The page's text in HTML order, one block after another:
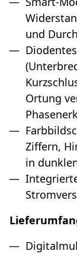
und
Ortung
Ziffern,
in